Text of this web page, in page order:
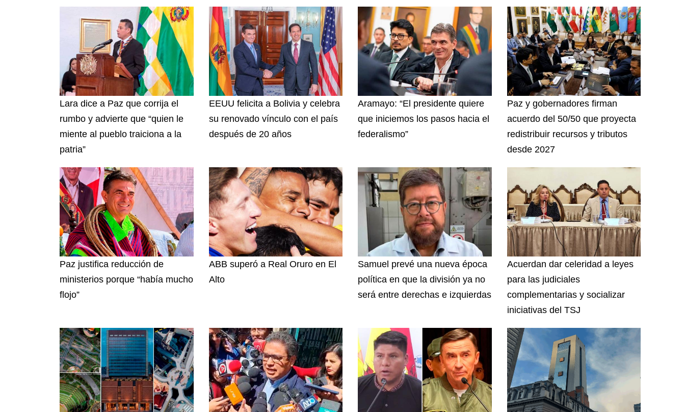
Lara dice a Paz que corrija el
rumbo y advierte que “quien le
miente al pueblo traiciona a la
patria”
EEUU felicita a Bolivia y celebra
su renovado vínculo con el país
después de 20 años
Aramayo: “El presidente quiere
que iniciemos los pasos hacia el
federalismo”
Paz y gobernadores firman
acuerdo del 50/50 que proyecta
redistribuir recursos y tributos
desde 2027
Paz justifica reducción de
ministerios porque “había mucho
flojo”
ABB superó a Real Oruro en El
Alto
Samuel prevé una nueva época
política en que la división ya no
será entre derechas e izquierdas
Acuerdan dar celeridad a leyes
para las judiciales
complementarias y socializar
iniciativas del TSJ